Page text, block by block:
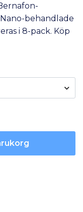
behandlade
i 8-pack. Köp